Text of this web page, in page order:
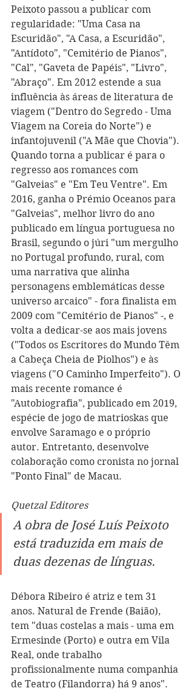
Peixoto passou a publicar com
regularidade: "Uma Casa na
Escuridão", "A Casa, a Escuridão",
"Antídoto", "Cemitério de Pianos",
"Cal", "Gaveta de Papéis", "Livro",
"Abraço". Em 2012 estende a sua
influência às áreas de literatura de
viagem ("Dentro do Segredo - Uma
Viagem na Coreia do Norte") e
infantojuvenil ("A Mãe que Chovia").
Quando torna a publicar é para o
regresso aos romances com
"Galveias" e "Em Teu Ventre". Em
2016, ganha o Prémio Oceanos para
"Galveias", melhor livro do ano
publicado em língua portuguesa no
Brasil, segundo o júri "um mergulho
no Portugal profundo, rural, com
uma narrativa que alinha
personagens emblemáticas desse
universo arcaico" - fora finalista em
2009 com "Cemitério de Pianos" -, e
volta a dedicar-se aos mais jovens
("Todos os Escritores do Mundo Têm
a Cabeça Cheia de Piolhos") e às
viagens ("O Caminho Imperfeito"). O
mais recente romance é
"Autobiografia", publicado em 2019,
espécie de jogo de matrioskas que
envolve Saramago e o próprio
autor. Entretanto, desenvolve
colaboração como cronista no jornal
"Ponto Final" de Macau.
Quetzal Editores
A obra de José Luís Peixoto
está traduzida em mais de
duas dezenas de línguas.
Débora Ribeiro é atriz e tem 31
anos. Natural de Frende (Baião),
tem "duas costelas a mais - uma em
Ermesinde (Porto) e outra em Vila
Real, onde trabalho
profissionalmente numa companhia
de Teatro (Filandorra) há 9 anos".